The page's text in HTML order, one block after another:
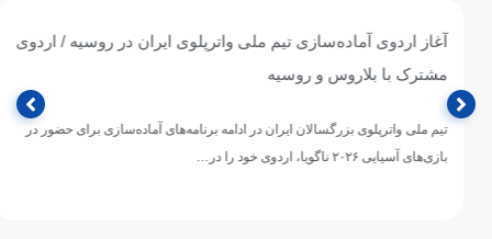
آغاز اردوی آماده‌سازی تیم ملی واترپلوی ایران در روسیه / اردوی
مشترک با بلاروس و روسیه
تیم ملی واترپلوی بزرگسالان ایران در ادامه برنامه‌های آماده‌سازی برای حضور در
بازی‌های آسیایی ۲۰۲۶ ناگویا، اردوی خود را در…